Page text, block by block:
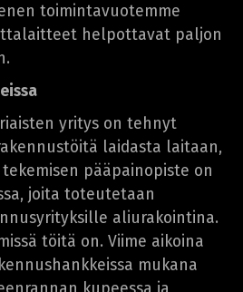
toimintavuotemme
helpottavat paljon
yritys on tehnyt
laidasta laitaan,
pääpainopiste on
joita toteutetaan
aliurakointina.
töitä on. Viime aikoina
mukana